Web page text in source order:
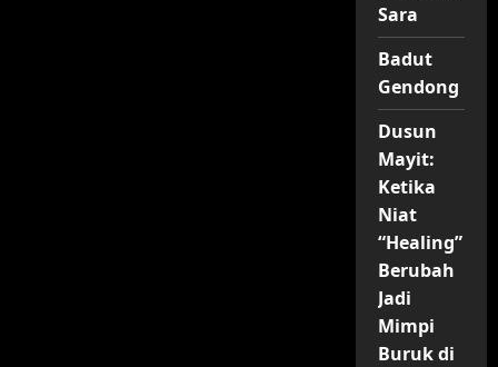
Sara
Badut
Gendong
Dusun
Mayit:
Ketika
Niat
“Healing”
Berubah
Jadi
Mimpi
Buruk di